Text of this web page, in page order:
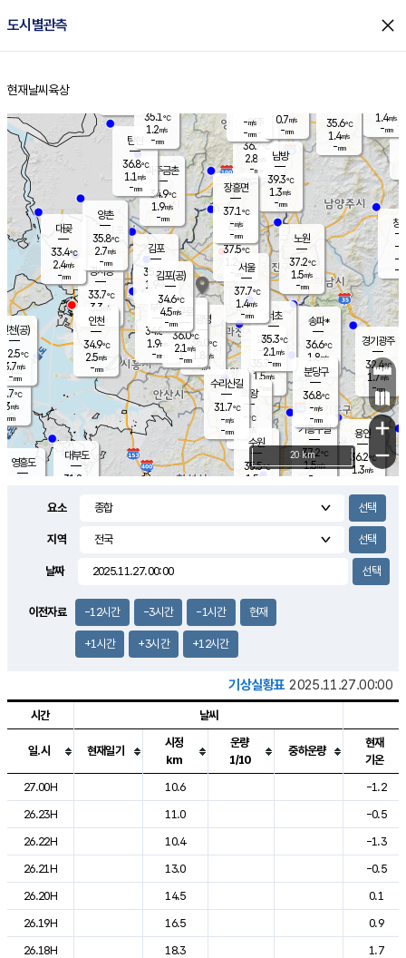
도시별관측 close
홈
현재날씨 육상
의도
℃
m/s
mm
영흥도
양주
36.7℃
2.8
-mm
과천
35.7℃
1.5m/s
- mm
용인
36.2℃
1.3m/s
경기광주
32.4℃
1.7m/s
-mm
2.2m/s
대부도
31.8
경서동
33.7℃
3.3 m/s
-mm
파주금촌
34.9℃
1.9m/s
-mm
35.6℃
1.4m/s
-mm
대곶
33.4℃
2.4m/s
-mm
창
-
-m/
-
탄현
36.8℃
1.1 m/s
-mm
1.4m/s
-mm
의왕
- ℃
m/s
mm
김포
35.6℃
1.9 m/s
mm
광명
36.0
℃
1.8 m/s
-mm
부천
34.8℃
1.9m/s
-mm
양촌
35.8℃
2.7m/s
-mm
구로
36.0℃
2.1 m/s
-mm
은평
37.5℃
1.2 m/s
- mm
노원
37.2℃
1.5m/s
-mm
송파*
36.6℃
1.8m/s
-mm
서초
35.3℃
2.1 m/s
-mm
남방
39.3℃
1.3m/s
-mm
기흥구갈
37.2℃
1.5m/s
-
수리산길
31.7℃
-m/s
-mm
분당구
36.8℃
-m/s
-mm
장흥면
37.1℃
-m/s
-mm
-m/s
-mm
인천(공)
32.5℃
3.7m/s
-mm
김포(공)
34.6℃
4.5m/s
-mm
수원
35.5℃
1.5 m/s
인천
34.9℃
2.5m/s
-mm
서울
37.7℃
1.4m/s
-mm
35.1℃
1.2m/s
-mm
0.7m/s
-mm
+
−
20 km
요소
지역
날짜
이전자료 -12시간 -3시간 -1시간 현재
+1시간 +3시간 +12시간
기상실황표 2025.11.27.00:00
도시별 기상실황표로 지점, 날씨, 기온, 강수, 바람, 기압등을 안내한 표입
시간 날씨
일.시 현재일기
시정
km
운량
1/10
중하운량
현재
기온
27.00H
10.6
-1.2
26.23H
11.0
-0.5
26.22H
10.4
-1.3
26.21H
13.0
-0.5
26.20H
14.5
0.1
26.19H
16.5
0.9
26.18H
18.3
1.7